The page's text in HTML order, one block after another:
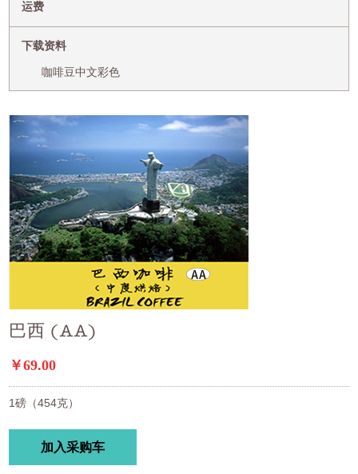
运费
下载资料
咖啡豆中文彩色
巴西 (AA)
￥69.00
1磅（454克）
加入采购车